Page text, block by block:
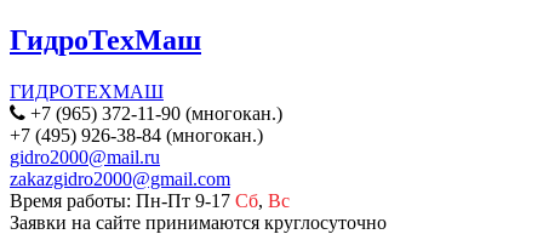
ГидроТехМаш
ГИДРОТЕХМАШ
+7 (965) 372-11-90 (многокан.)
+7 (495) 926-38-84 (многокан.)
gidro2000@mail.ru
zakazgidro2000@gmail.com
Время работы: Пн-Пт 9-17 Сб, Вс
Заявки на сайте принимаются круглосуточно